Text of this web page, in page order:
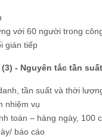
với 60 người trong
gián tiếp
- Nguyên tắc tần
tần suất và thời
nhiệm vụ
toán – hàng ngày, 100
báo cáo